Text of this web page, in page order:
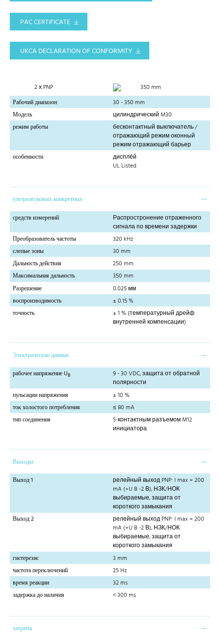
PAC CERTIFICATE
UKCA DECLARATION OF CONFORMITY
2 х PNP
350 mm
Рабочий диапазон
30 - 350 mm
Модель
цилиндрический M30
режим работы
бесконтактный выключатель /
отражающий режим оконный
режим отражающий барьер
особенности
диспле́й
UL Listed
ультразвуковых конкретных
средств измерений
Распростронение отраженного
сигнала по времени задержки
Преобразователь частоты
320 kHz
слепые зоны
30 mm
Дальность действия
250 mm
Максимальная дальность
350 mm
Разрешение
0.025 мм
воспроизводимость
± 0.15 %
точность
± 1 % (температурный дрейф
внутренней компенсации)
Электрические данные
рабочее напряжение UB
9 - 30 VDC, защита от обратной
полярности
пульсации напряжения
± 10 %
ток холостого потребления
≤ 80 mA
тип соединения
5-контактным разъемом M12
инициатора
Выходы
Выход 1
релейный выход PNP: I max = 200
mA (+U B -2 В), НЗК/НОК
выбираемые, защита от
короткого замыкания
Выход 2
релейный выход PNP: I max = 200
mA (+U B -2 В), НЗК/НОК
выбираемые, защита от
короткого замыкания
гистерезис
3 mm
частота переключений
25 Hz
время реакции
32 ms
задержка до наличия
< 300 ms
затраты